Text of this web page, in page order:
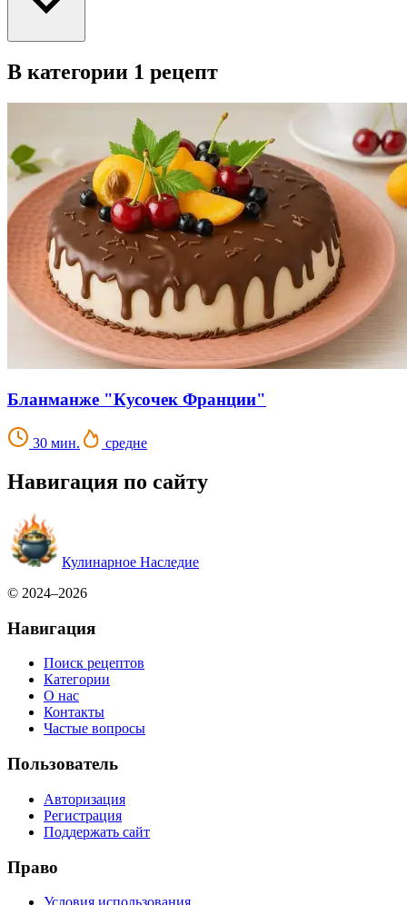
В категории 1 рецепт
Бланманже "Кусочек Франции"
30 мин. средне
Навигация по сайту
Кулинарное Наследие
© 2024–2026
Навигация
Поиск рецептов
Категории
О нас
Контакты
Частые вопросы
Пользователь
Авторизация
Регистрация
Поддержать сайт
Право